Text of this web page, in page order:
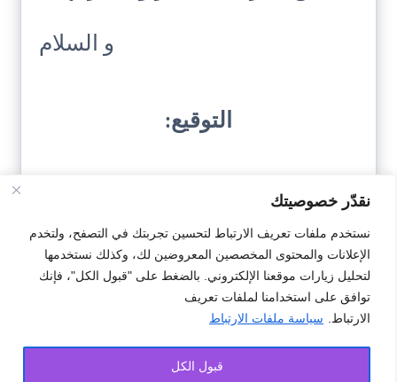
نقدّر خصوصيتك
نستخدم ملفات تعريف الارتباط لتحسين تجربتك في التصفح، ولتخدم
الإعلانات والمحتوى المخصصين المعروضين لك، وكذلك نستخدمها
لتحليل زيارات موقعنا الإلكتروني. بالضغط على "قبول الكل"، فإنك
توافق على استخدامنا لملفات تعريف
الارتباط.
سياسة ملفات الارتباط
قبول الكل
و السلام
التوقيع:
تحميل النمودج
#شكايات #شكاية #طلب